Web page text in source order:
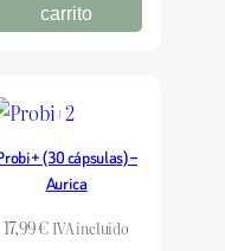
carrito
(30 cápsulas) –
Aurica
17,99€ IVA incluido